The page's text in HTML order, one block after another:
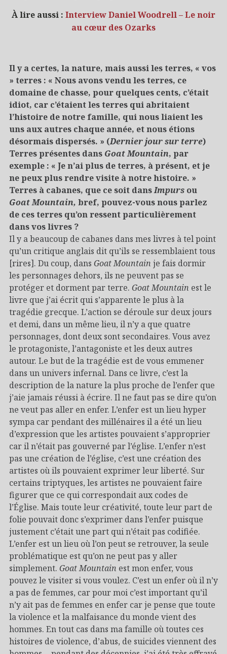
À lire aussi : Interview Daniel Woodrell – Le noir
au cœur des Ozarks
Il y a certes, la nature, mais aussi les terres, « vos
» terres : « Nous avons vendu les terres, ce
domaine de chasse, pour quelques cents, c’était
idiot, car c’étaient les terres qui abritaient
l’histoire de notre famille, qui nous liaient les
uns aux autres chaque année, et nous étions
désormais dispersés. » (Dernier jour sur terre)
Terres présentes dans Goat Mountain, par
exemple : « Je n’ai plus de terres, à présent, et je
ne peux plus rendre visite à notre histoire. »
Terres à cabanes, que ce soit dansImpurs ou
Goat Mountain, bref, pouvez-vous nous parlez
de ces terres qu’on ressent particulièrement
dans vos livres ?
Il y a beaucoup de cabanes dans mes livres à tel point
qu’un critique anglais dit qu’ils se ressemblaient tous
[rires]. Du coup, dans Goat Mountain je fais dormir
les personnages dehors, ils ne peuvent pas se
protéger et dorment par terre. Goat Mountain est le
livre que j’ai écrit qui s’apparente le plus à la
tragédie grecque. L’action se déroule sur deux jours
et demi, dans un même lieu, il n’y a que quatre
personnages, dont deux sont secondaires. Vous avez
le protagoniste, l’antagoniste et les deux autres
autour. Le but de la tragédie est de vous emmener
dans un univers infernal. Dans ce livre, c’est la
description de la nature la plus proche de l’enfer que
j’aie jamais réussi à écrire. Il ne faut pas se dire qu’on
ne veut pas aller en enfer. L’enfer est un lieu hyper
sympa car pendant des millénaires il a été un lieu
d’expression que les artistes pouvaient s’approprier
car il n’était pas gouverné par l’église. L’enfer n’est
pas une création de l’église, c’est une création des
artistes où ils pouvaient exprimer leur liberté. Sur
certains triptyques, les artistes ne pouvaient faire
figurer que ce qui correspondait aux codes de
l’Église. Mais toute leur créativité, toute leur part de
folie pouvait donc s’exprimer dans l’enfer puisque
justement c’était une part qui n’était pas codifiée.
L’enfer est un lieu où l’on peut se retrouver, la seule
problématique est qu’on ne peut pas y aller
simplement. Goat Mountain est mon enfer, vous
pouvez le visiter si vous voulez. C’est un enfer où il n’y
a pas de femmes, car pour moi c’est important qu’il
n’y ait pas de femmes en enfer car je pense que toute
la violence et la malfaisance du monde vient des
hommes. En tout cas dans ma famille où toutes ces
histoires de violence, d’abus, de suicides viennent des